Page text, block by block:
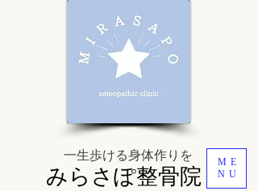
ME
NU
みらさぽ整骨院
一生歩ける身体作り ​を